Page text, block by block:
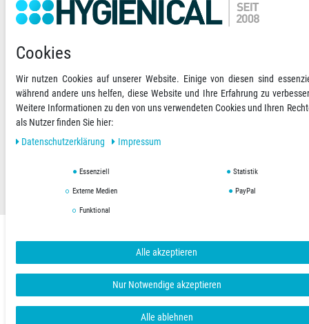
VORKASSE
Versandoptionen Social Media
Copyright © 2019 Hygienical. Alle Rechte vorbehalten.
Cookies
Wir nutzen Cookies auf unserer Website. Einige von diesen sind
während andere uns helfen, diese Website und Ihre Erfahrung zu
Weitere Informationen zu den von uns verwendeten Cookies und Ihren
als Nutzer finden Sie hier:
Daten­schutz­erklärung
Impressum
Essenziell Statistik
Externe Medien PayPal
Funktional
Alle akzeptieren
Nur Notwendige akzeptieren
Alle ablehnen